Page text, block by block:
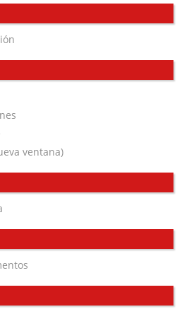
ventana)